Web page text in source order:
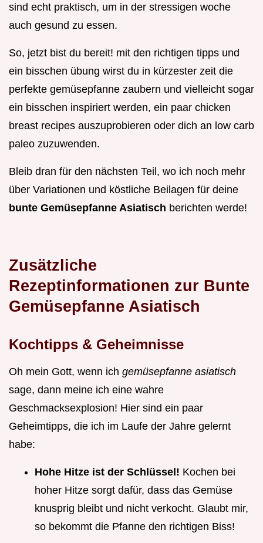
sind echt praktisch, um in der stressigen woche
auch gesund zu essen.
So, jetzt bist du bereit! mit den richtigen tipps und
ein bisschen übung wirst du in kürzester zeit die
perfekte gemüsepfanne zaubern und vielleicht sogar
ein bisschen inspiriert werden, ein paar chicken
breast recipes auszuprobieren oder dich an low carb
paleo zuzuwenden.
Bleib dran für den nächsten Teil, wo ich noch mehr
über Variationen und köstliche Beilagen für deine
bunte Gemüsepfanne Asiatisch berichten werde!
Zusätzliche
Rezeptinformationen zur Bunte
Gemüsepfanne Asiatisch
Kochtipps & Geheimnisse
Oh mein Gott, wenn ich gemüsepfanne asiatisch
sage, dann meine ich eine wahre
Geschmacksexplosion! Hier sind ein paar
Geheimtipps, die ich im Laufe der Jahre gelernt
habe:
Hohe Hitze ist der Schlüssel! Kochen bei
hoher Hitze sorgt dafür, dass das Gemüse
knusprig bleibt und nicht verkocht. Glaubt mir,
so bekommt die Pfanne den richtigen Biss!